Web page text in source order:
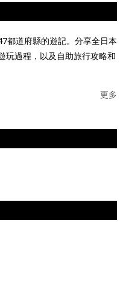
都道府縣的遊記。分享全日本
玩過程，以及自助旅行攻略和
更多